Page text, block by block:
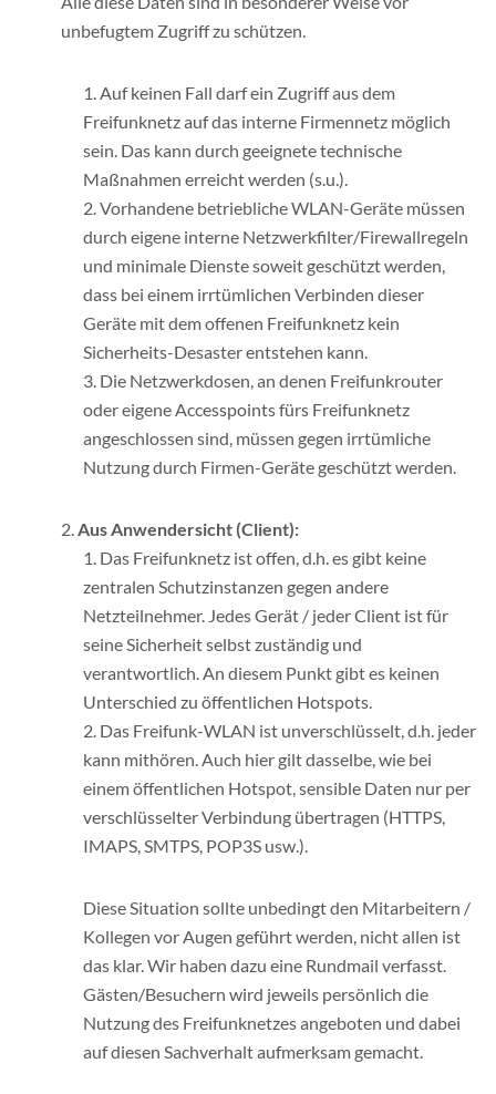
unbefugtem Zugriff zu schützen.
Auf keinen Fall darf ein Zugriff aus dem
Freifunknetz auf das interne Firmennetz möglich
sein. Das kann durch geeignete technische
Maßnahmen erreicht werden (s.u.).
Vorhandene betriebliche WLAN-Geräte müssen
durch eigene interne Netzwerkfilter/Firewallregeln
und minimale Dienste soweit geschützt werden,
dass bei einem irrtümlichen Verbinden dieser
Geräte mit dem offenen Freifunknetz kein
Sicherheits-Desaster entstehen kann.
Die Netzwerkdosen, an denen Freifunkrouter
oder eigene Accesspoints fürs Freifunknetz
angeschlossen sind, müssen gegen irrtümliche
Nutzung durch Firmen-Geräte geschützt werden.
Aus Anwendersicht (Client):
Das Freifunknetz ist offen, d.h. es gibt keine
zentralen Schutzinstanzen gegen andere
Netzteilnehmer. Jedes Gerät / jeder Client ist für
seine Sicherheit selbst zuständig und
verantwortlich. An diesem Punkt gibt es keinen
Unterschied zu öffentlichen Hotspots.
Das Freifunk-WLAN ist unverschlüsselt, d.h. jeder
kann mithören. Auch hier gilt dasselbe, wie bei
einem öffentlichen Hotspot, sensible Daten nur per
verschlüsselter Verbindung übertragen (HTTPS,
IMAPS, SMTPS, POP3S usw.).
Diese Situation sollte unbedingt den Mitarbeitern /
Kollegen vor Augen geführt werden, nicht allen ist
das klar. Wir haben dazu eine Rundmail verfasst.
Gästen/Besuchern wird jeweils persönlich die
Nutzung des Freifunknetzes angeboten und dabei
auf diesen Sachverhalt aufmerksam gemacht.